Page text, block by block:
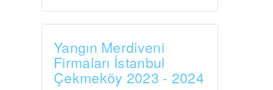
Yangın Merdiveni
Firmaları İstanbul
Çekmeköy 2023 - 2024